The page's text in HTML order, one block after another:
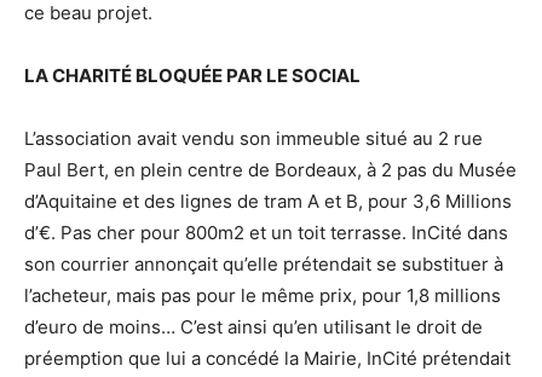
ce beau projet.
LA CHARITÉ BLOQUÉE PAR LE SOCIAL
L’association avait vendu son immeuble situé au 2 rue
Paul Bert, en plein centre de Bordeaux, à 2 pas du Musée
d’Aquitaine et des lignes de tram A et B, pour 3,6 Millions
d’€. Pas cher pour 800m2 et un toit terrasse. InCité dans
son courrier annonçait qu’elle prétendait se substituer à
l’acheteur, mais pas pour le même prix, pour 1,8 millions
d’euro de moins… C’est ainsi qu’en utilisant le droit de
préemption que lui a concédé la Mairie, InCité prétendait